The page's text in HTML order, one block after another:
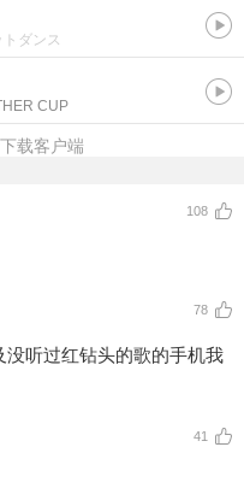
ダンス
CUP
载客户端
108
78
听过红钻头的歌的手机我
41